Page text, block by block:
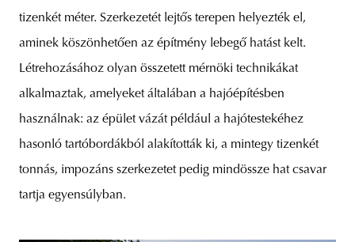
tizenkét méter. Szerkezetét lejtős terepen helyezték el,
aminek köszönhetően az építmény lebegő hatást kelt.
Létrehozásához olyan összetett mérnöki technikákat
alkalmaztak, amelyeket általában a hajóépítésben
használnak: az épület vázát például a hajótestekéhez
hasonló tartóbordákból alakították ki, a mintegy tizenkét
tonnás, impozáns szerkezetet pedig mindössze hat csavar
tartja egyensúlyban.